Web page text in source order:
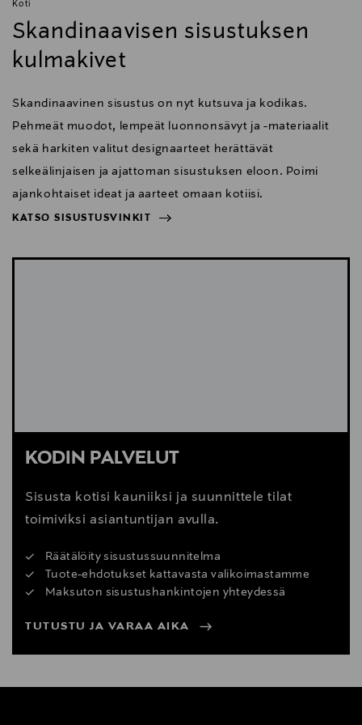
•Kuunteluaika: 50 tuntia
•Puheaika: 40 tuntia
VASTAMELU
PUHEENLAATU
•Mikrofoniin liittyvä melunvaimennus: Yksittäinen
•Mikrofoni: EMC
•Mikrofoni määrät: 3 yhteensä
YHDISTETTÄVYYS
AKKU JA LATAUS
•USB Type-C -lataus
•Kokonaislatausaika: 2 tuntia
•Akun koko: 500 mAh
•Kuulokkeet
•Pikakäyttöopas
Urbanistalla tavoitteenamme on toimia
Koti
Skandinaavisen sisustuksen
kulmakivet
Skandinaavinen sisustus on nyt kutsuva ja kodikas.
Pehmeät muodot, lempeät luonnonsävyt ja -materiaalit
sekä harkiten valitut designaarteet herättävät
selkeälinjaisen ja ajattoman sisustuksen eloon. Poimi
ajankohtaiset ideat ja aarteet omaan kotiisi.
KATSO SISUSTUSVINKIT
KODIN PALVELUT
Sisusta kotisi kauniiksi ja suunnittele tilat
toimiviksi asiantuntijan avulla.
Räätälöity sisustussuunnitelma
Tuote-ehdotukset kattavasta valikoimastamme
Maksuton sisustushankintojen yhteydessä
TUTUSTU JA VARAA AIKA